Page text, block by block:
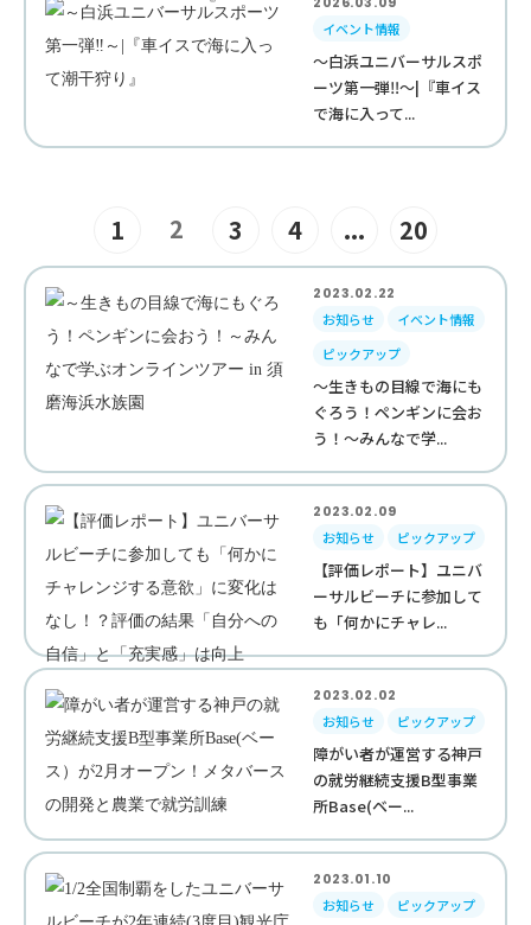
イベント情報
～白浜ユニバーサルスポ
ーツ第一弾‼︎～|『車イス
で海に入って...
1 2 3 4 ... 20
2023.02.22
お知らせ
イベント情報
ピックアップ
～生きもの目線で海にも
ぐろう！ペンギンに会お
う！～みんなで学...
2023.02.09
お知らせ
ピックアップ
【評価レポート】ユニバ
ーサルビーチに参加して
も「何かにチャレ...
2023.02.02
お知らせ
ピックアップ
障がい者が運営する神戸
の就労継続支援B型事業
所Base(ベー...
2023.01.10
お知らせ
ピックアップ